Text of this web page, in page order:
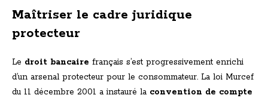
Maîtriser le cadre juridique
protecteur
Le droit bancaire français s’est progressivement enrichi
d’un arsenal protecteur pour le consommateur. La loi Murcef
du 11 décembre 2001 a instauré la convention de compte